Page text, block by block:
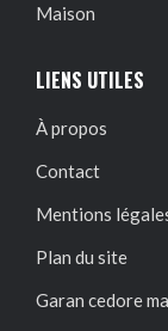
Maison
LIENS UTILES
À propos
Contact
Mentions
Plan du site
Garan cedore